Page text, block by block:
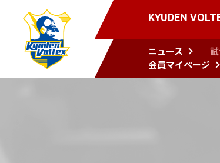
KYUDEN
ニュース
会員マイページ